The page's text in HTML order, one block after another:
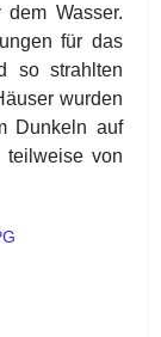
Wasser.
für das
so strahlten
wurden
Dunkeln auf
teilweise von